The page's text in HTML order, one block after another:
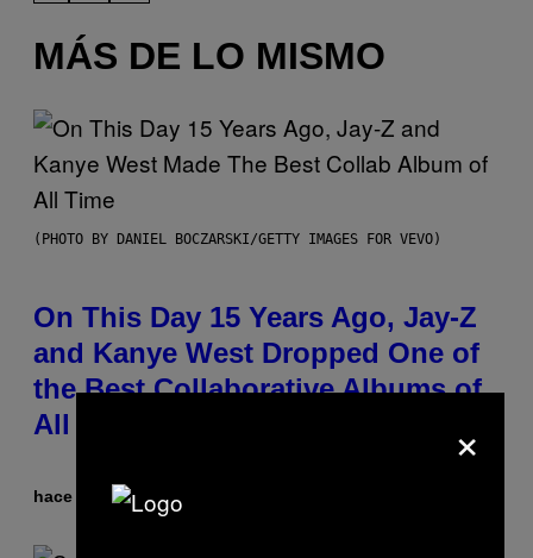
MÁS DE LO MISMO
(PHOTO BY DANIEL BOCZARSKI/GETTY IMAGES FOR VEVO)
On This Day 15 Years Ago, Jay-Z
and Kanye West Dropped One of
the Best Collaborative Albums of
All Time
hace 6 minutos Por
×